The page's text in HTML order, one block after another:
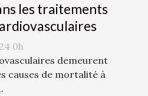
les traitements
0h
demeurent
causes de mortalité à